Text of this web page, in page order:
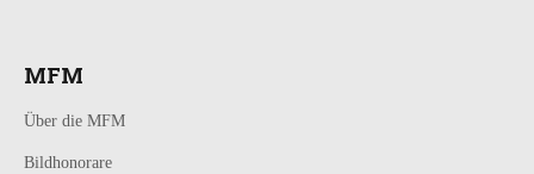
MFM
Über die MFM
Bildhonorare